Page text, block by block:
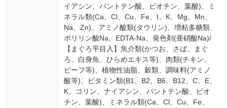
イアシン、パントテン酸、ビオチン、葉酸)、ミ
ネラル類(Ca、Cl、Cu、Fe、I、K、Mg、Mn、
Na、Zn)、アミノ酸類(タウリン)、増粘多糖類、
ポリリン酸Na、EDTA-Na、発色剤(亜硝酸Na)/
【まぐろ平目入】魚介類(かつお、さば、まぐ
ろ、白身魚、ひらめエキス等)、肉類(チキン、
ビーフ等)、植物性油脂、穀類、調味料(アミノ
酸等)、ビタミン類(B1、B2、B6、B12、C、E、
K、コリン、ナイアシン、パントテン酸、ビオ
チン、葉酸)、ミネラル類(Ca、Cl、Cu、Fe、